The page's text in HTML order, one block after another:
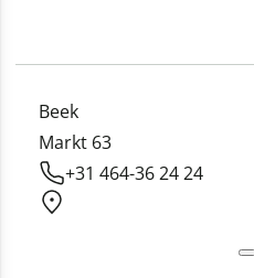
Beek
Markt 63
+31 464-36 24 24